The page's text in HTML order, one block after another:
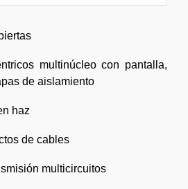
multinúcleo con pantalla,
de aislamiento
haz
de cables
multicircuitos